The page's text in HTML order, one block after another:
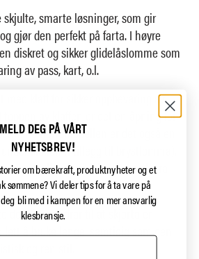
smarte løsninger, som gir
gjør den perfekt på farta. I høyre
diskret og sikker glidelåslomme som
av pass, kart, o.l.
med klaff for sikker oppbevaring av
toppen av klaffen er det en åpning for
På herremodellen er det også en
klaffen (i tillegg til brystlomma).
for å ikke skape ekstra
detaljene bidrar til at skjorta er
lett å bruke lenge, samtidig som den
og ren stil.
MELD DEG PÅ VÅRT
NYHETSBREV!
om bærekraft, produktnyheter og et
sømmene?Vi deler tips for å ta vare på
bli med i kampen for en mer ansvarlig
klesbransje.